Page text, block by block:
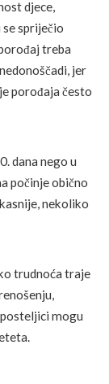
djece,
spriječio
treba
jer
porođaja često
dana nego u
počinje obično
nekoliko
trudnoća traje
mogu